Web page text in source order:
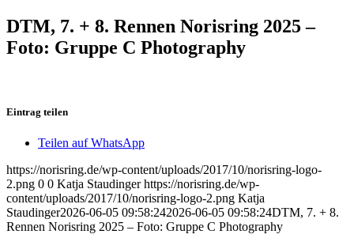
DTM, 7. + 8. Rennen Norisring 2025 –
Foto: Gruppe C Photography
Eintrag teilen
Teilen auf WhatsApp
https://norisring.de/wp-content/uploads/2017/10/norisring-logo-
2.png 0 0 Katja Staudinger https://norisring.de/wp-
content/uploads/2017/10/norisring-logo-2.png Katja
Staudinger2026-06-05 09:58:242026-06-05 09:58:24DTM, 7. + 8.
Rennen Norisring 2025 – Foto: Gruppe C Photography